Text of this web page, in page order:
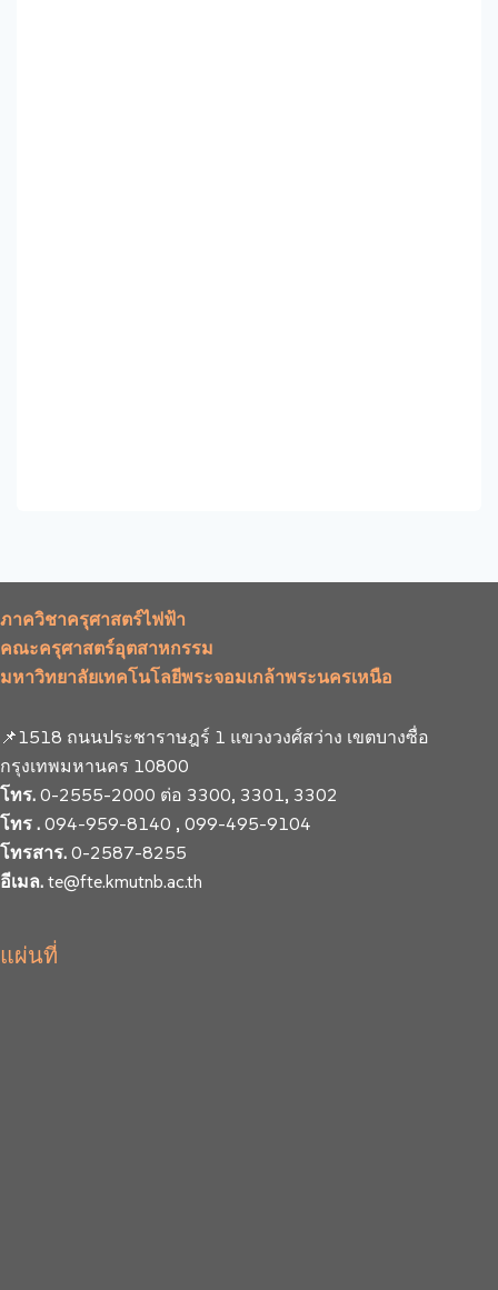
ภาควิชาครุศาสตร์ไฟฟ้า
คณะครุศาสตร์อุตสาหกรรม
มหาวิทยาลัยเทคโนโลยีพระจอมเกล้าพระนครเหนือ
📌1518 ถนนประชาราษฎร์ 1 แขวงวงศ์สว่าง เขตบางซื่อ
กรุงเทพมหานคร 10800
โทร. 0-2555-2000 ต่อ 3300, 3301, 3302
โทร . 094-959-8140 , 099-495-9104
โทรสาร. 0-2587-8255
อีเมล. te@fte.kmutnb.ac.th
แผ่นที่